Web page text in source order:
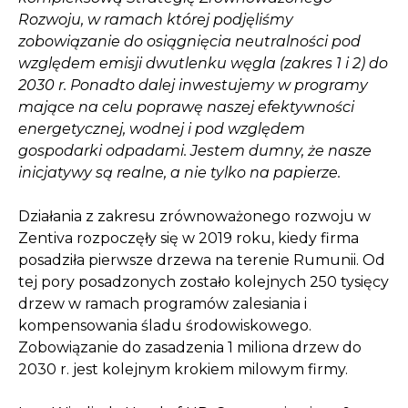
Rozwoju, w ramach której podjęliśmy
zobowiązanie do osiągnięcia neutralności pod
względem emisji dwutlenku węgla (zakres 1 i 2) do
2030 r. Ponadto dalej inwestujemy w programy
mające na celu poprawę naszej efektywności
energetycznej, wodnej i pod względem
gospodarki odpadami. Jestem dumny, że nasze
inicjatywy są realne, a nie tylko na papierze.
Działania z zakresu zrównoważonego rozwoju w
Zentiva rozpoczęły się w 2019 roku, kiedy firma
posadziła pierwsze drzewa na terenie Rumunii. Od
tej pory posadzonych zostało kolejnych 250 tysięcy
drzew w ramach programów zalesiania i
kompensowania śladu środowiskowego.
Zobowiązanie do zasadzenia 1 miliona drzew do
2030 r. jest kolejnym krokiem milowym firmy.